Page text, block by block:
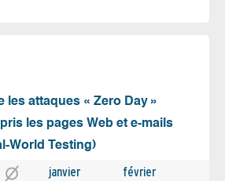
les attaques « Zero Day »
les pages Web et e-mails
World Testing)
janvier février